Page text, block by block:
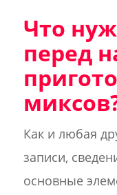
Что
перед
Как и любая
записи,
основные